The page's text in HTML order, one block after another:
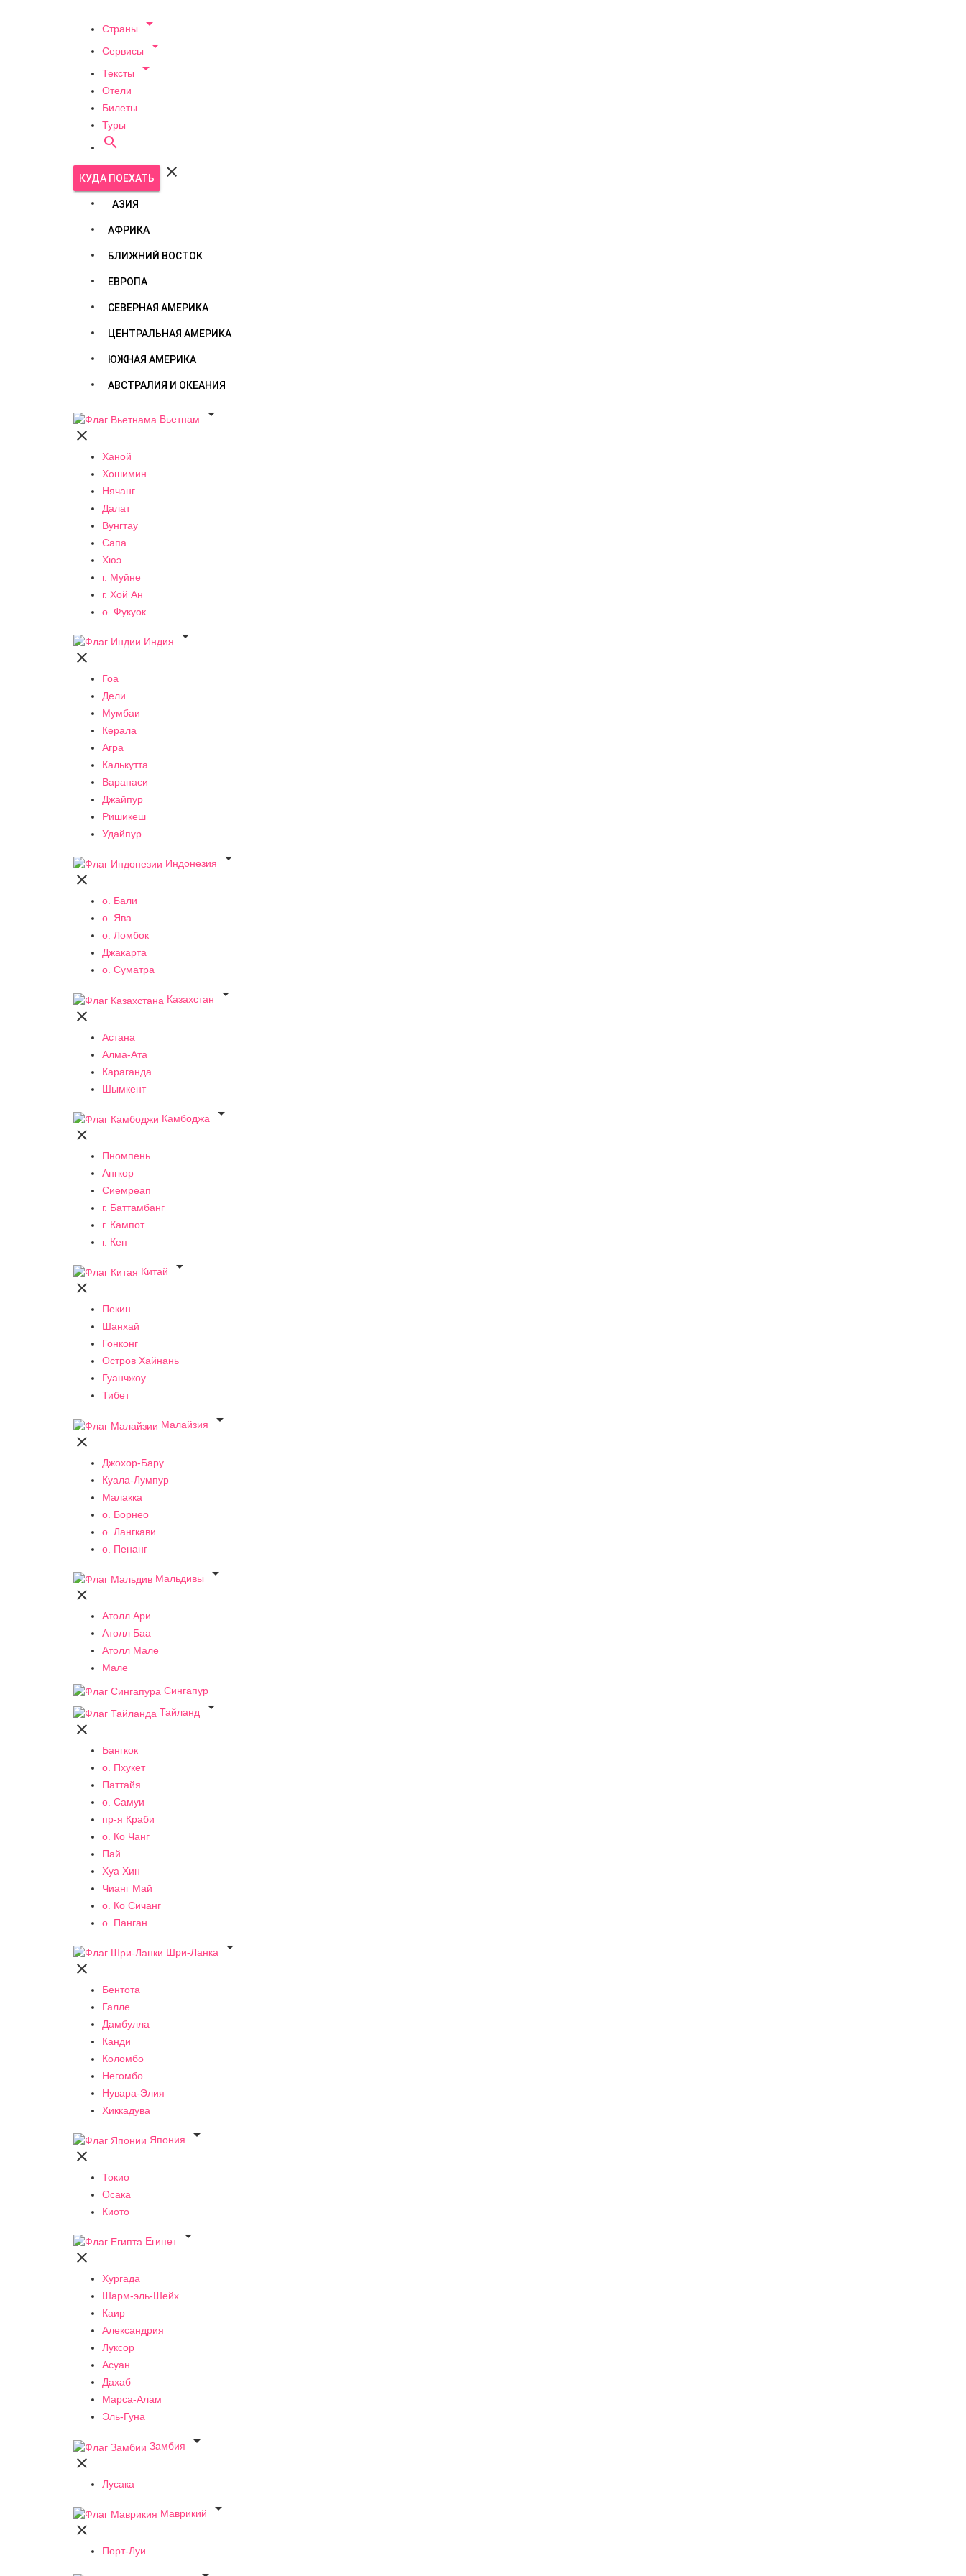
Страны 
Сервисы 
Тексты 
Отели
Билеты
Туры

КУДА ПОЕХАТЬ 
АЗИЯ
АФРИКА
БЛИЖНИЙ ВОСТОК
ЕВРОПА
СЕВЕРНАЯ АМЕРИКА
ЦЕНТРАЛЬНАЯ АМЕРИКА
ЮЖНАЯ АМЕРИКА
АВСТРАЛИЯ И ОКЕАНИЯ
Вьетнам


Ханой
Хошимин
Нячанг
Далат
Вунгтау
Сапа
Хюэ
г. Муйне
г. Хой Ан
о. Фукуок
Индия


Гоа
Дели
Мумбаи
Керала
Агра
Калькутта
Варанаси
Джайпур
Ришикеш
Удайпур
Индонезия


о. Бали
о. Ява
о. Ломбок
Джакарта
о. Суматра
Казахстан


Астана
Алма-Ата
Караганда
Шымкент
Камбоджа


Пномпень
Ангкор
Сиемреап
г. Баттамбанг
г. Кампот
г. Кеп
Китай


Пекин
Шанхай
Гонконг
Остров Хайнань
Гуанчжоу
Тибет
Малайзия


Джохор-Бару
Куала-Лумпур
Малакка
о. Борнео
о. Лангкави
о. Пенанг
Мальдивы


Атолл Ари
Атолл Баа
Атолл Мале
Мале
Сингапур
Тайланд


Бангкок
о. Пхукет
Паттайя
о. Самуи
пр-я Краби
о. Ко Чанг
Пай
Хуа Хин
Чианг Май
о. Ко Сичанг
о. Панган
Шри-Ланка


Бентота
Галле
Дамбулла
Канди
Коломбо
Негомбо
Нувара-Элия
Хиккадува
Япония


Токио
Осака
Киото
Египет


Хургада
Шарм-эль-Шейх
Каир
Александрия
Луксор
Асуан
Дахаб
Марса-Алам
Эль-Гуна
Замбия


Лусака
Маврикий


Порт-Луи